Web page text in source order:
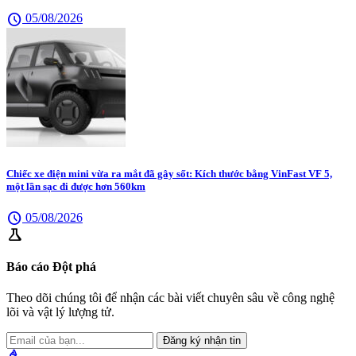
schedule 05/08/2026
Chiếc xe điện mini vừa ra mắt đã gây sốt: Kích thước bằng VinFast VF 5,
một lần sạc đi được hơn 560km
schedule 05/08/2026
science
Báo cáo Đột phá
Theo dõi chúng tôi để nhận các bài viết chuyên sâu về công nghệ
lõi và vật lý lượng tử.
Đăng ký nhận tin